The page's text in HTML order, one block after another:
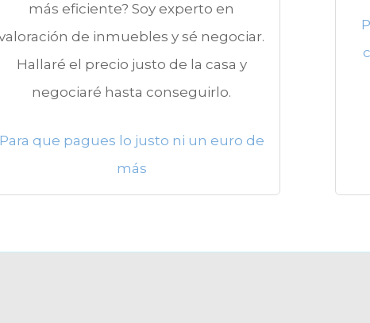
más eficiente? Soy experto en
de inmuebles y sé negociar.
Hallaré el precio justo de la casa y
negociaré hasta conseguirlo.
Para que pagues lo justo ni un euro de
más